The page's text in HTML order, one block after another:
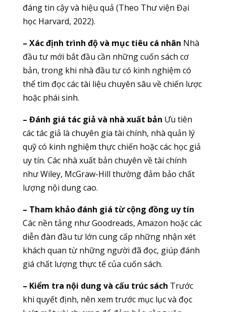
đáng tin cậy và hiệu quả (Theo Thư viện Đại
học Harvard, 2022).
– Xác định trình độ và mục tiêu cá nhân Nhà
đầu tư mới bắt đầu cần những cuốn sách cơ
bản, trong khi nhà đầu tư có kinh nghiệm có
thể tìm đọc các tài liệu chuyên sâu về chiến lược
hoặc phái sinh.
– Đánh giá tác giả và nhà xuất bản Ưu tiên
các tác giả là chuyên gia tài chính, nhà quản lý
quỹ có kinh nghiệm thực chiến hoặc các học giả
uy tín. Các nhà xuất bản chuyên về tài chính
như Wiley, McGraw-Hill thường đảm bảo chất
lượng nội dung cao.
– Tham khảo đánh giá từ cộng đồng uy tín
Các nền tảng như Goodreads, Amazon hoặc các
diễn đàn đầu tư lớn cung cấp những nhận xét
khách quan từ những người đã đọc, giúp đánh
giá chất lượng thực tế của cuốn sách.
– Kiểm tra nội dung và cấu trúc sách Trước
khi quyết định, nên xem trước mục lục và đọc